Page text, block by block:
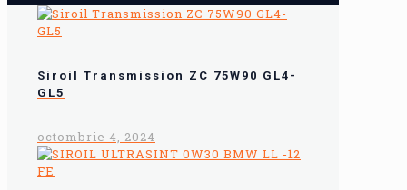
Siroil Transmission ZC 75W90 GL4-
GL5
octombrie 4, 2024